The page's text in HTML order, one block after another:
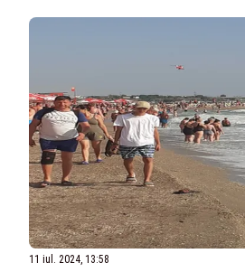
11 iul. 2024, 13:58